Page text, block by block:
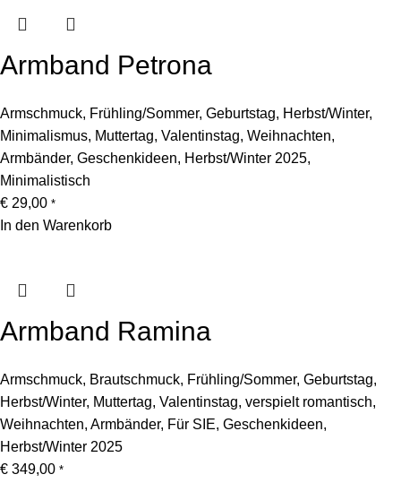
Armband Petrona
Armschmuck, Frühling/Sommer, Geburtstag, Herbst/Winter,
Minimalismus, Muttertag, Valentinstag, Weihnachten,
Armbänder, Geschenkideen, Herbst/Winter 2025,
Minimalistisch
€ 29,00 *
In den Warenkorb
Armband Ramina
Armschmuck, Brautschmuck, Frühling/Sommer, Geburtstag,
Herbst/Winter, Muttertag, Valentinstag, verspielt romantisch,
Weihnachten, Armbänder, Für SIE, Geschenkideen,
Herbst/Winter 2025
€ 349,00 *